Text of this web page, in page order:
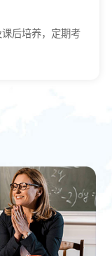
后培养，定期考